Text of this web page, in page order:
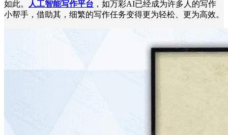
如此。
人工智能写作平台 ，如万彩AI已经成为许多人的写作
小帮手，借助其，细繁的写作任务变得更为轻松、更为高效。